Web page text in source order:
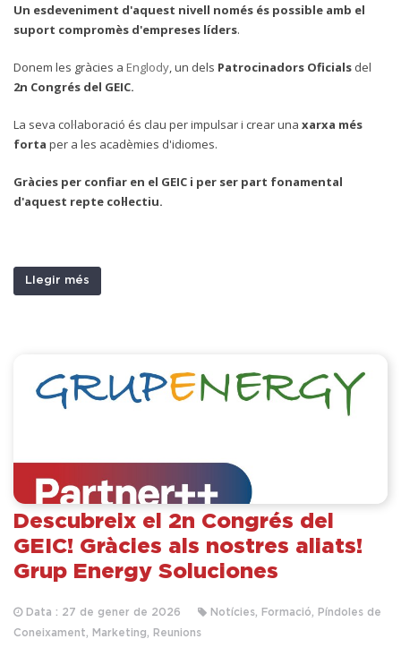
Un esdeveniment d'aquest nivell només és possible amb el
suport compromès d'empreses líders.
Donem les gràcies a Englody, un dels Patrocinadors Oficials del
2n Congrés del GEIC.
La seva col·laboració és clau per impulsar i crear una xarxa més
forta per a les acadèmies d'idiomes.
Gràcies per confiar en el GEIC i per ser part fonamental
d'aquest repte col·lectiu.
Llegir més
Descubreix el 2n Congrés del
GEIC! Gràcies als nostres aliats!
Grup Energy Soluciones
Data : 27 de gener de 2026
Notícies, Formació, Píndoles de
Coneixament, Marketing, Reunions